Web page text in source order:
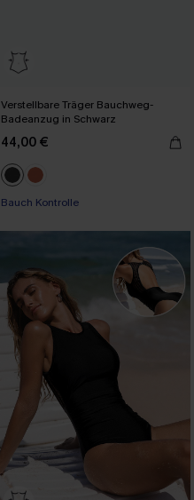
Verstellbare Träger Bauchweg-
Badeanzug in Schwarz
44,00 €
Bauch Kontrolle